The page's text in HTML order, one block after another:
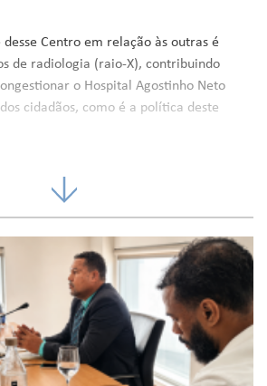
Centro em relação às outras é
de radiologia (raio-X), contribuindo
o Hospital Agostinho Neto
cidadãos, como é a política deste
Agostinho Neto, novos centros de
Centro de Saúde do Tarrafal, do
feitos na saúde, o PM, José
que o Ministério da Saúde e o seu
uma verdadeira revolução
a melhorar significativamente a